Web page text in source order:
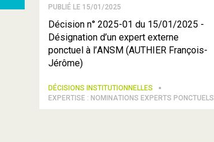
PUBLIÉ LE 15/01/2025
Décision n° 2025-01 du 15/01/2025 -
Désignation d’un expert externe
ponctuel à l’ANSM (AUTHIER François-
Jérôme)
DÉCISIONS INSTITUTIONNELLES
EXPERTISE : NOMINATIONS EXPERTS PONCTUELS